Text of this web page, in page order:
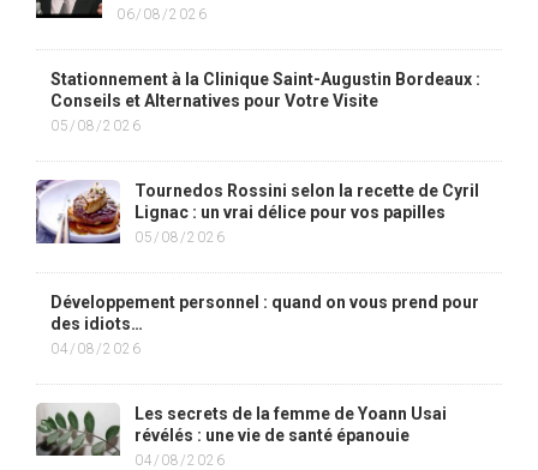
06/08/2026
Stationnement à la Clinique Saint-Augustin Bordeaux :
Conseils et Alternatives pour Votre Visite
05/08/2026
Tournedos Rossini selon la recette de Cyril
Lignac : un vrai délice pour vos papilles
05/08/2026
Développement personnel : quand on vous prend pour
des idiots…
04/08/2026
Les secrets de la femme de Yoann Usai
révélés : une vie de santé épanouie
04/08/2026